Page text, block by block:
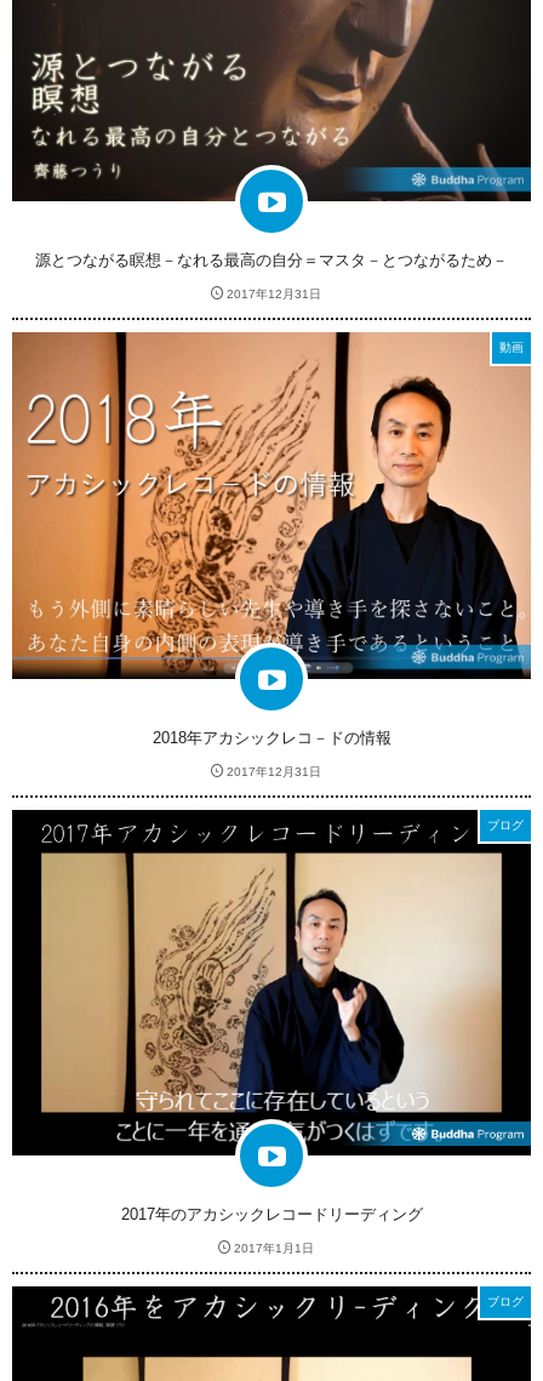
源とつながる瞑想－なれる最高の自分＝マスタ－とつながるため－
2017年12月31日
2018年アカシックレコ－ドの情報
2017年12月31日
動画
2017年のアカシックレコードリーディング
2017年1月1日
ブログ
ブログ